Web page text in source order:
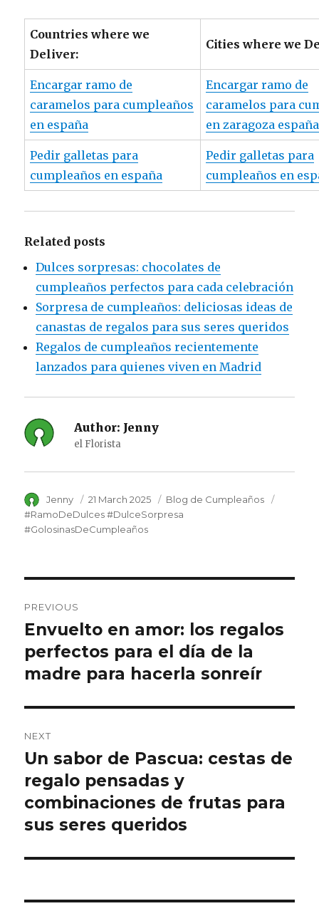
Countries where we
Deliver:
Cities where we
Encargar ramo de
caramelos para cumpleaños
en españa
Encargar ramo de
caramelos para
en zaragoza españa
Pedir galletas para
cumpleaños en españa
Pedir galletas para
cumpleaños en
Related posts
Dulces sorpresas: chocolates de
cumpleaños perfectos para cada celebración
Sorpresa de cumpleaños: deliciosas ideas de
canastas de regalos para sus seres queridos
Regalos de cumpleaños recientemente
lanzados para quienes viven en Madrid
Author: Jenny
el Florista
Author
Jenny
Posted
on
21 March 2025 Category
Blog de Cumpleaños
#RamoDeDulces #DulceSorpresa
#GolosinasDeCumpleaños
navigation
PREVIOUS
Previous
post:
Envuelto en amor: los regalos
perfectos para el día de la
madre para hacerla sonreír
NEXT
Next
post:
Un sabor de Pascua: cestas de
regalo pensadas y
combinaciones de frutas para
sus seres queridos